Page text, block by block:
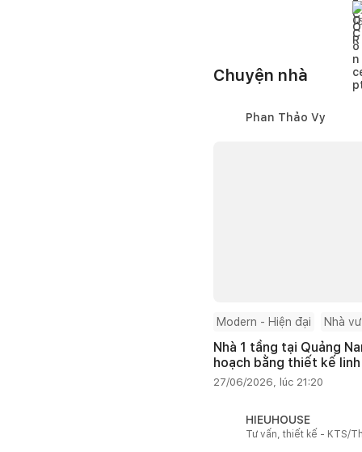
Chuyện nhà
Phan Thảo Vy
Modern - Hiện đại Nhà
Nhà 1 tầng tại Quảng
hoạch bằng thiết kế
27/06/2026, lúc 21:20
HIEUHOUSE
Tư vấn, thiết kế - KTS/